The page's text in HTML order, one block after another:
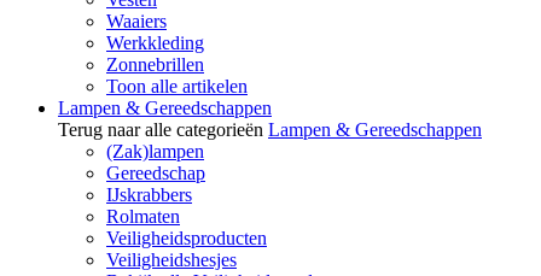
Waaiers
Werkkleding
Zonnebrillen
Toon alle artikelen
Lampen & Gereedschappen
Terug naar alle categorieën Lampen & Gereedschappen
(Zak)lampen
Gereedschap
IJskrabbers
Rolmaten
Veiligheidsproducten
Veiligheidshesjes